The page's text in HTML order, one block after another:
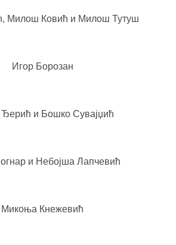
Милош Ковић и Милош Тутуш
Игор Борозан
и Бошко Сувајџић
и Небојша Лапчевић
Микоња Кнежевић